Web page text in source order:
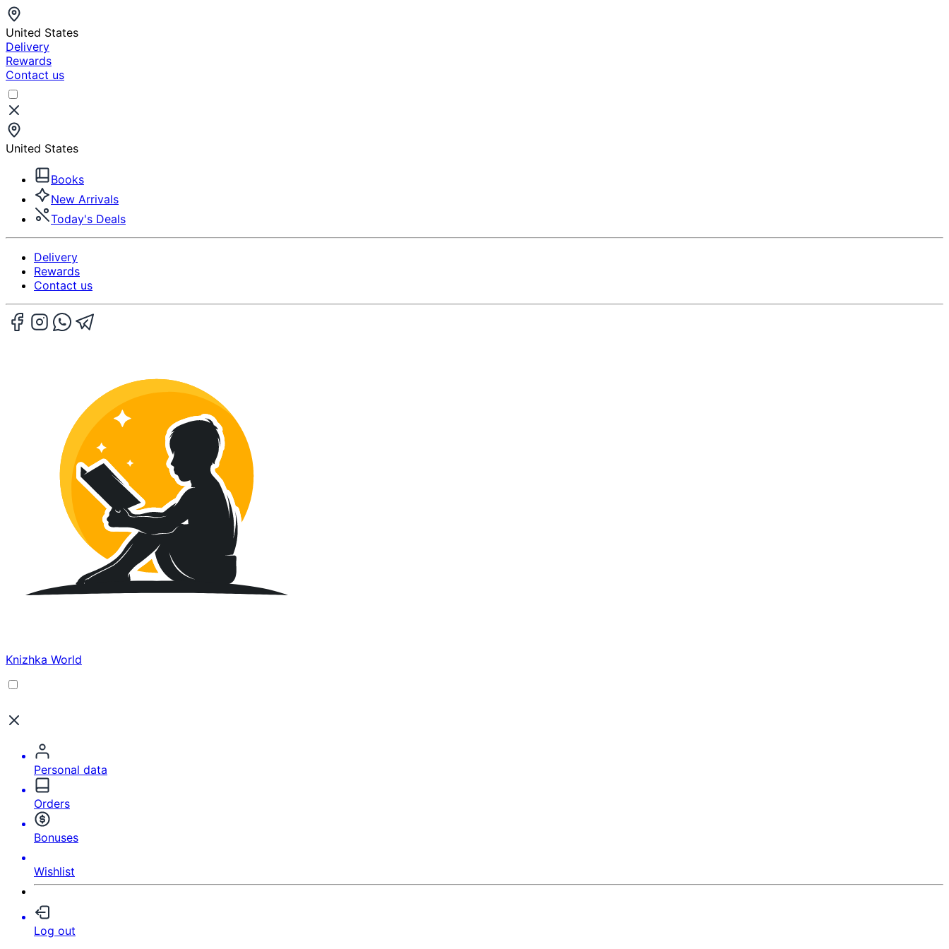
United States
Delivery
Rewards
Contact us
United States
Books
New Arrivals
Today's Deals
Delivery
Rewards
Contact us
Knizhka World
Personal data
Orders
Bonuses
Wishlist
Log out